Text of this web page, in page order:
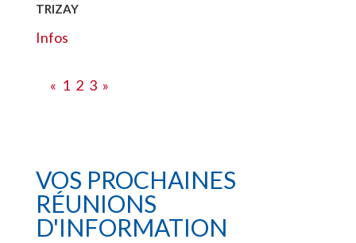
TRIZAY
Infos
« 1 2 3 »
VOS PROCHAINES
RÉUNIONS
D'INFORMATION